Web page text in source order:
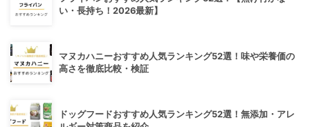
い・長持ち！2026最新】
マヌカハニーおすすめ人気ランキング52選！味や栄養価の
高さを徹底比較・検証
ドッグフードおすすめ人気ランキング52選！無添加・アレ